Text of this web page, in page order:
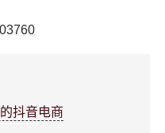
抖音电商